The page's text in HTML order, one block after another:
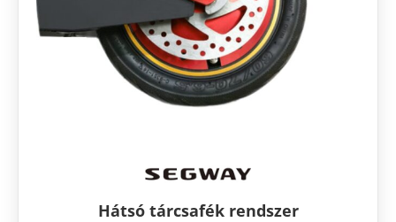
Hátsó tárcsafék rendszer